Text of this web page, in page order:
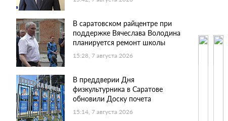
В саратовском райцентре при
поддержке Вячеслава Володина
планируется ремонт школы
15:28, 7 августа 2026
В преддверии Дня
физкультурника в Саратове
обновили Доску почета
15:14, 7 августа 2026